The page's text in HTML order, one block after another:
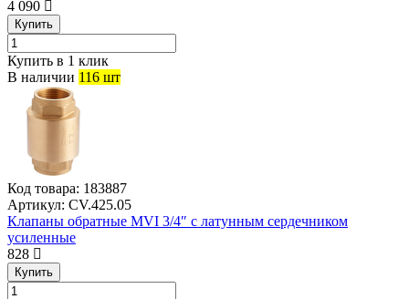
4 090
Купить
Купить в 1 клик
В наличии 116 шт
Код товара: 183887
Артикул: CV.425.05
Клапаны обратные MVI 3/4″ с латунным сердечником
усиленные
828
Купить